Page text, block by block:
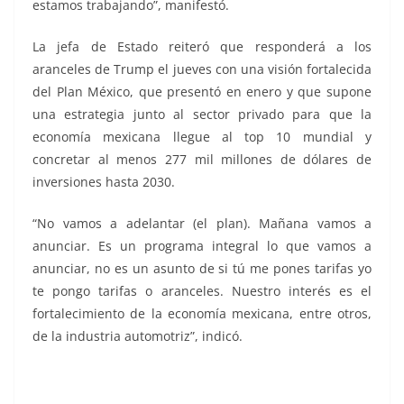
estamos trabajando”, manifestó.
La jefa de Estado reiteró que responderá a los
aranceles de Trump el jueves con una visión fortalecida
del Plan México, que presentó en enero y que supone
una estrategia junto al sector privado para que la
economía mexicana llegue al top 10 mundial y
concretar al menos 277 mil millones de dólares de
inversiones hasta 2030.
“No vamos a adelantar (el plan). Mañana vamos a
anunciar. Es un programa integral lo que vamos a
anunciar, no es un asunto de si tú me pones tarifas yo
te pongo tarifas o aranceles. Nuestro interés es el
fortalecimiento de la economía mexicana, entre otros,
de la industria automotriz”, indicó.